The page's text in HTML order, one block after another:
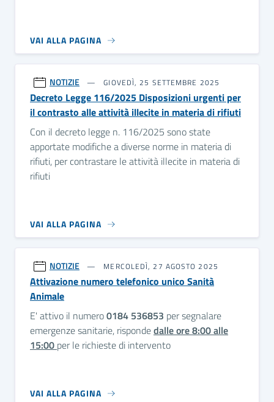
VAI ALLA PAGINA
NOTIZIE GIOVEDÌ, 25 SETTEMBRE 2025
Decreto Legge 116/2025 Disposizioni urgenti per
il contrasto alle attività illecite in materia di rifiuti
Con il decreto legge n. 116/2025 sono state
apportate modifiche a diverse norme in materia di
rifiuti, per contrastare le attività illecite in materia di
rifiuti
VAI ALLA PAGINA
NOTIZIE MERCOLEDÌ, 27 AGOSTO 2025
Attivazione numero telefonico unico Sanità
Animale
E' attivo il numero0184 536853 per segnalare
emergenze sanitarie, rispondedalle ore 8:00 alle
15:00 per le richieste di intervento
VAI ALLA PAGINA